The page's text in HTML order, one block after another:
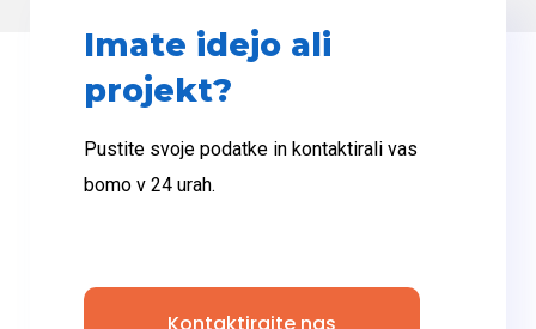
Imate idejo ali
projekt?
Pustite svoje podatke in kontaktirali vas
bomo v 24 urah.